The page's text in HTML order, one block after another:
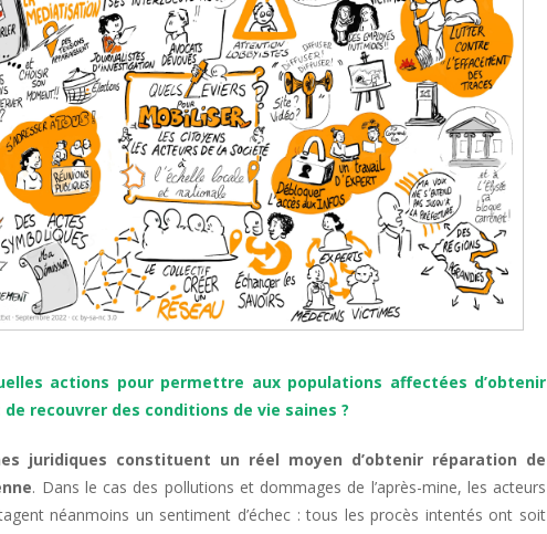
actions pour permettre aux populations affectées d’obtenir
recouvrer des conditions de vie saines ?
juridiques constituent un réel moyen d’obtenir réparation de
. Dans le cas des pollutions et dommages de l’après-mine, les acteurs
néanmoins un sentiment d’échec : tous les procès intentés ont soit